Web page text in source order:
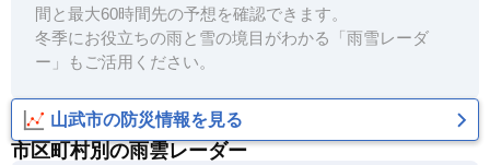
間と最大60時間先の予想を確認できます。
冬季にお役立ちの雨と雪の境目がわかる「雨雪レーダ
ー」もご活用ください。
山武市の防災情報を見る
市区町村別の雨雲レーダー